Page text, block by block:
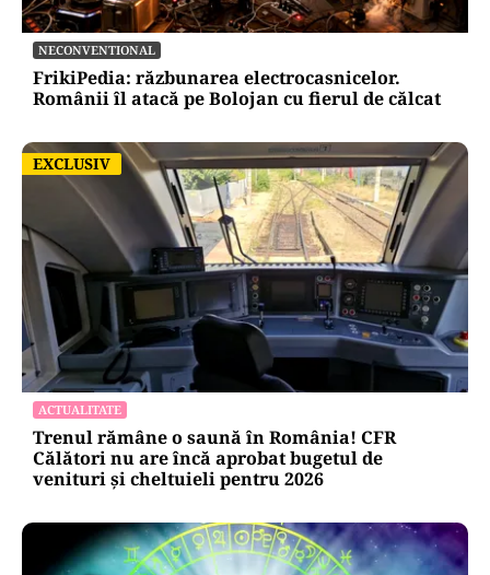
NECONVENTIONAL
FrikiPedia: răzbunarea electrocasnicelor.
Românii îl atacă pe Bolojan cu fierul de călcat
EXCLUSIV
EXCLUSIV
ACTUALITATE
Trenul rămâne o saună în România! CFR
Călători nu are încă aprobat bugetul de
venituri și cheltuieli pentru 2026